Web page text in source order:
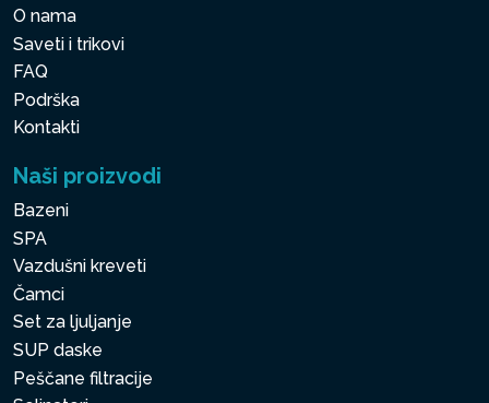
O nama
Saveti i trikovi
FAQ
Podrška
Kontakti
Naši proizvodi
Bazeni
SPA
Vazdušni kreveti
Čamci
Set za ljuljanje
SUP daske
Peščane filtracije